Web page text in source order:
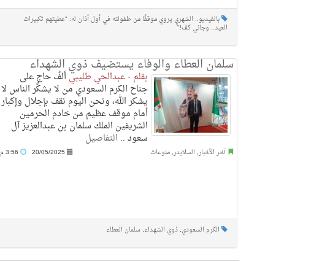
بالفيديو.. الشهري يروي موقفًا من طفولته في أول أذان له: "عطيتهم تكبيرات
العيد.. وجاني كف!"
سلمان العطاء والوفاء يستضيف ذوي الشهداء
بقلم - عبدالحي طليبيألفُ حاجٍ على
جناح الكرم السعودي من لا يشكر الناس لا
يشكر الله، ونحن اليوم نقف بإجلال وإكبار
أمام موقف عظيم من خادم الحرمين
الشريفين الملك سلمان بن عبدالعزيز آل
سعود .. التفاصيل
آخر الأخبار, السلايدر,منوعات 20/05/2025
الكرم السعودي,ذوي الشهداء, سلمان العطاء